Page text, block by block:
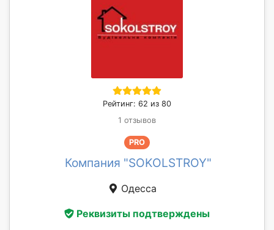
Рейтинг: 62 из 80
1 отзывов
PRO
Компания "SOKOLSTROY"
Одесса
Реквизиты подтверждены